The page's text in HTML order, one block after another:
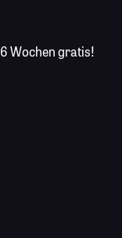
6 Wochen gratis!